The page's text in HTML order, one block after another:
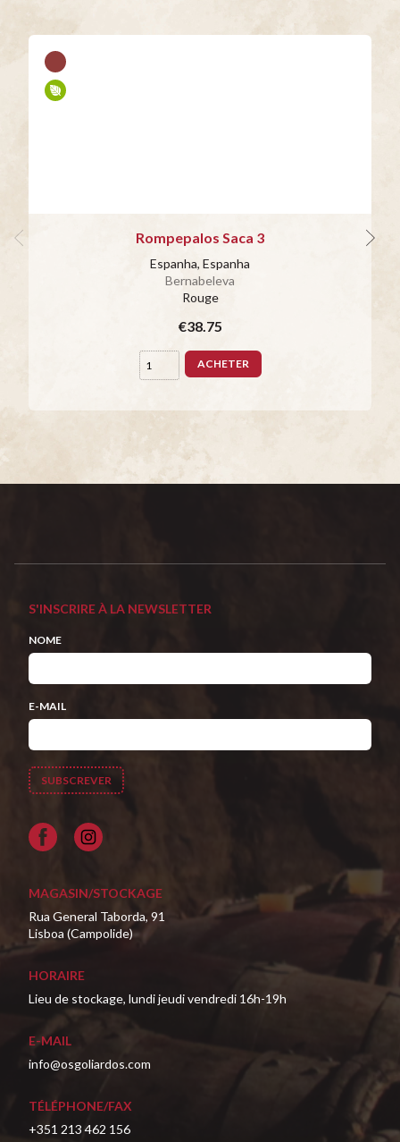
Rompepalos Saca 3
Espanha, Espanha
Bernabeleva
Rouge
€38.75
ACHETER
S'INSCRIRE À LA NEWSLETTER
NOME
E-MAIL
Facebook
MAGASIN/STOCKAGE
Rua General Taborda, 91
Lisboa (Campolide)
HORAIRE
Lieu de stockage, lundi jeudi vendredi 16h-19h
E-MAIL
info@osgoliardos.com
TÉLÉPHONE/FAX
+351 213 462 156